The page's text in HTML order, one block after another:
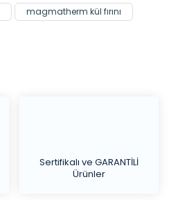
magmatherm kül fırını
Sertifikalı ve GARANTİLİ
Ürünler